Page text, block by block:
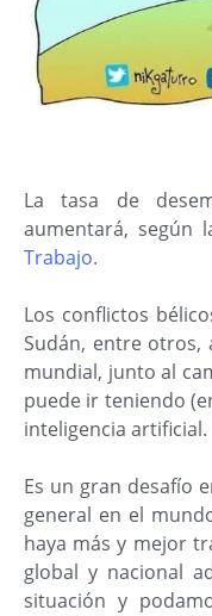
La tasa de
aumentará, según
Trabajo.
Los conflictos
Sudán, entre otros,
mundial, junto al
puede ir teniendo
inteligencia artificial.
Es un gran desafío
general en el
haya más y mejor
global y nacional
situación y